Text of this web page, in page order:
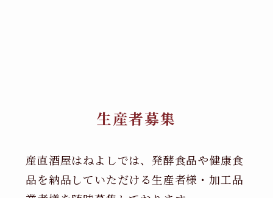
生産者募集
産直酒屋はねよしでは、発酵食品や健康食
品を納品していただける生産者様・加工品